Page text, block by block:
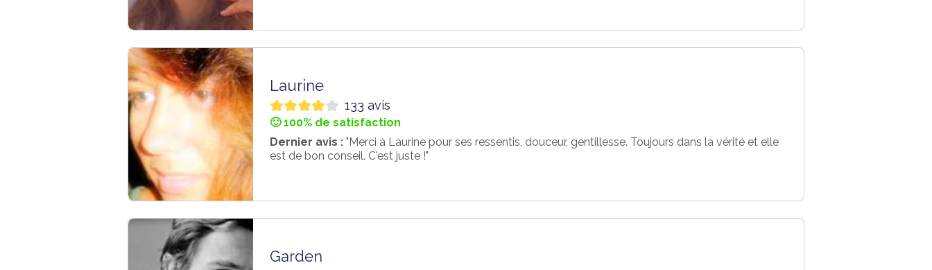
Laurine
133 avis
🙂 100% de satisfaction
Dernier avis : "Merci à Laurine pour ses ressentis, douceur, gentillesse. Toujours dans la vérité et elle
est de bon conseil. C'est juste !"
Garden